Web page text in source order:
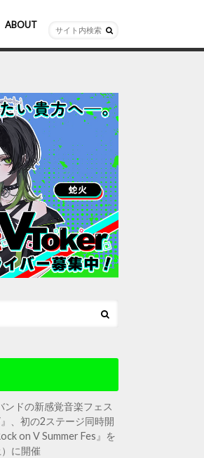
ABOUT
ドの新感覚音楽フェス
』、初の2ステージ同時開
on V Summer Fes』を
に開催